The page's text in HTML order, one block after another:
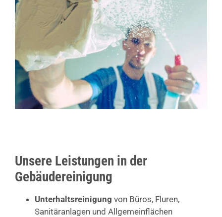
Unsere Leistungen in der
Gebäudereinigung
Unterhaltsreinigung von Büros, Fluren,
Sanitäranlagen und Allgemeinflächen